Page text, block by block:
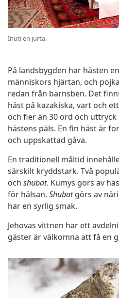
Inuti en jurta.
På landsbygden har hästen
människors hjärtan, och
redan från barnsben. Det
häst på kazakiska, vart och
och fler än 30 ord och
hästens päls. En fin häst är
och uppskattad gåva.
En traditionell måltid
särskilt kryddstark. Två
och shubat. Kumys görs av
för hälsan. Shubatgörs av
har en syrlig smak.
Jehovas vittnen har ett
gäster är välkomna att få en